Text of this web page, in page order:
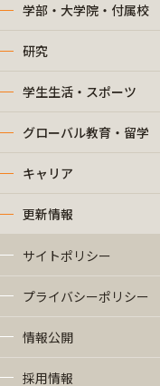
学部・大学院・付属校
研究
学生生活・スポーツ
グローバル教育・留学
キャリア
更新情報
サイトポリシー
プライバシーポリシー
情報公開
採用情報